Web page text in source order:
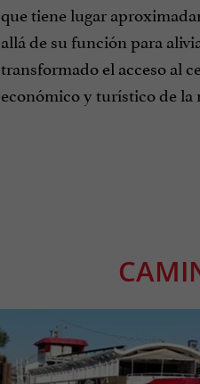
que tiene lugar
allá de su función para
transformado el acceso al
económico y turístico de la